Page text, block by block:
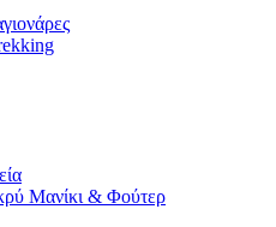
Μανίκι & Φούτερ